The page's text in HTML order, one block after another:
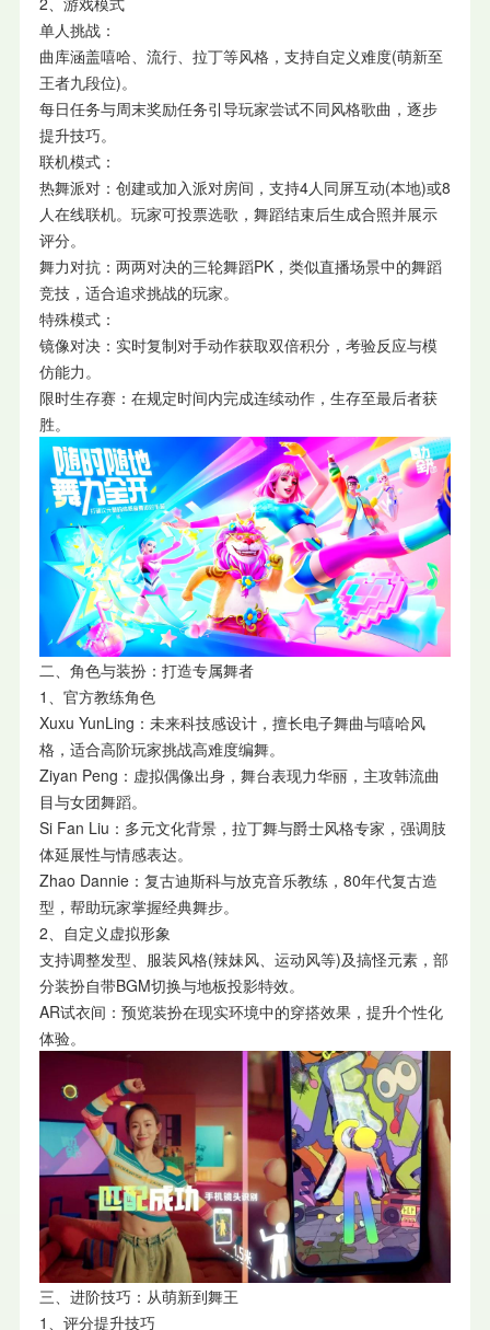
单人挑战：
曲库涵盖嘻哈、流行、拉丁等风格，支持自定义难度(萌新至
王者九段位)。
每日任务与周末奖励任务引导玩家尝试不同风格歌曲，逐步
提升技巧。
联机模式：
热舞派对：创建或加入派对房间，支持4人同屏互动(本地)或8
人在线联机。玩家可投票选歌，舞蹈结束后生成合照并展示
评分。
舞力对抗：两两对决的三轮舞蹈PK，类似直播场景中的舞蹈
竞技，适合追求挑战的玩家。
特殊模式：
镜像对决：实时复制对手动作获取双倍积分，考验反应与模
仿能力。
限时生存赛：在规定时间内完成连续动作，生存至最后者获
胜。
二、角色与装扮：打造专属舞者
1、官方教练角色
Xuxu YunLing：未来科技感设计，擅长电子舞曲与嘻哈风
格，适合高阶玩家挑战高难度编舞。
Ziyan Peng：虚拟偶像出身，舞台表现力华丽，主攻韩流曲
目与女团舞蹈。
Si Fan Liu：多元文化背景，拉丁舞与爵士风格专家，强调肢
体延展性与情感表达。
Zhao Dannie：复古迪斯科与放克音乐教练，80年代复古造
型，帮助玩家掌握经典舞步。
2、自定义虚拟形象
支持调整发型、服装风格(辣妹风、运动风等)及搞怪元素，部
分装扮自带BGM切换与地板投影特效。
AR试衣间：预览装扮在现实环境中的穿搭效果，提升个性化
体验。
三、进阶技巧：从萌新到舞王
1、评分提升技巧